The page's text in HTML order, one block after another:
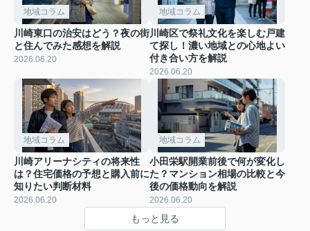
地域コラム
川崎東口の治安はどう？夜の街
と住んでみた感想を解説
2026.06.20
地域コラム
川崎区で祭礼文化を楽しむ戸建
て探し！濃い地域との心地よい
付き合い方を解説
2026.06.20
地域コラム
川崎アリーナシティの将来性
は？住宅価格の予想と購入前に
知りたい判断材料
2026.06.20
地域コラム
小田栄駅開業前後で何が変化し
た？マンション相場の比較と今
後の価格動向を解説
2026.06.20
もっと見る